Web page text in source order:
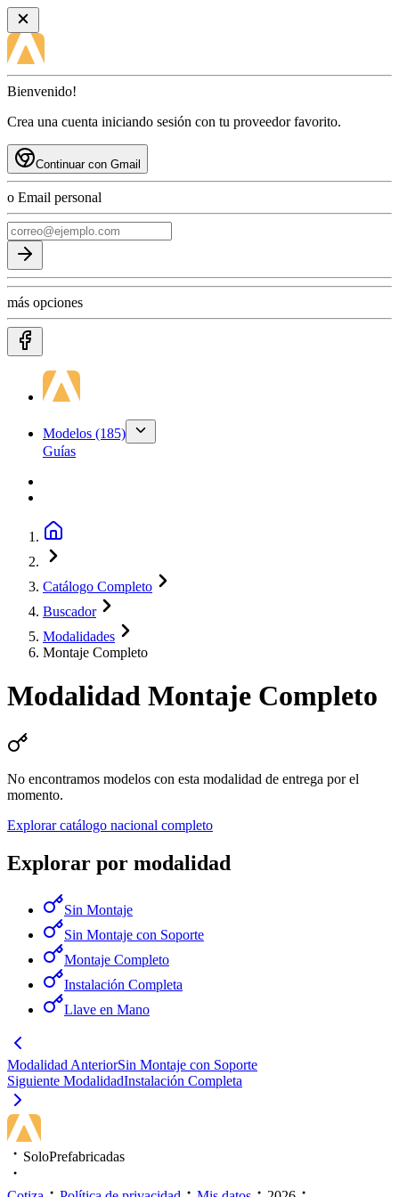
Bienvenido!
Crea una cuenta iniciando sesión con tu proveedor favorito.
Continuar con Gmail
o Email personal
más opciones
Modelos (185)
Guías
Catálogo Completo
Buscador
Modalidades
Montaje Completo
Modalidad Montaje Completo
No encontramos modelos con esta modalidad de entrega por el
momento.
Explorar catálogo nacional completo
Explorar por modalidad
Sin Montaje
Sin Montaje con Soporte
Montaje Completo
Instalación Completa
Llave en Mano
Modalidad AnteriorSin Montaje con Soporte
Siguiente ModalidadInstalación Completa
SoloPrefabricadas